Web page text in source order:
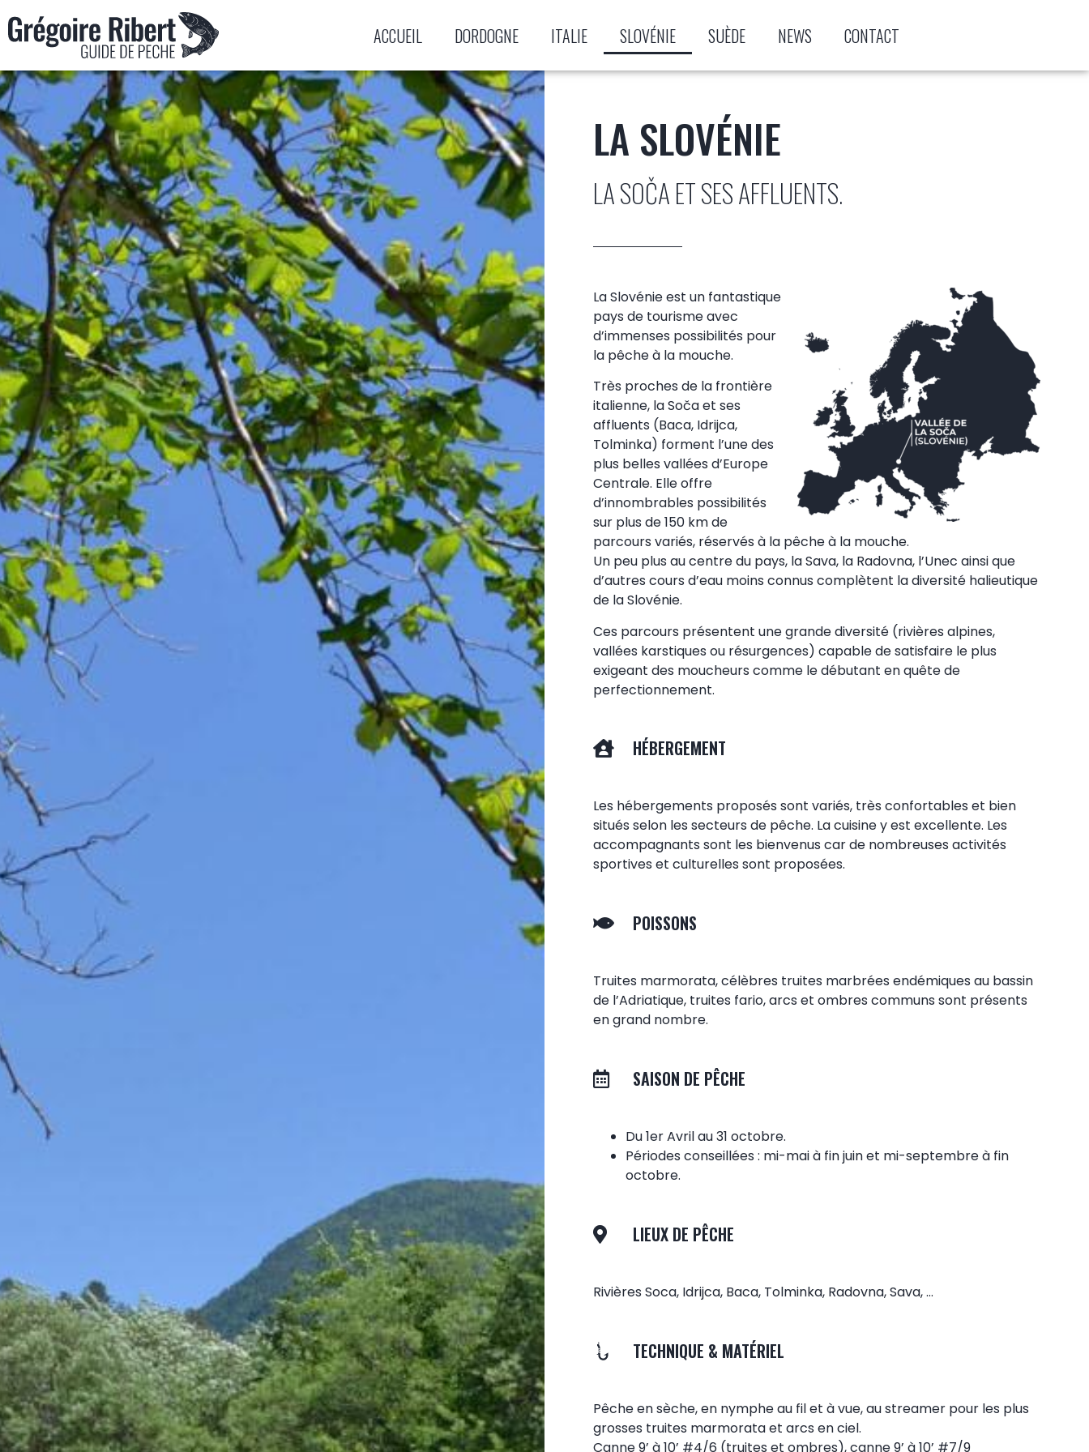
ACCUEIL DORDOGNE ITALIE SLOVÉNIE SUÈDE NEWS CONTACT
LA SLOVÉNIE
LA SOČA ET SES AFFLUENTS.
La Slovénie est un fantastique
pays de tourisme avec
d’immenses possibilités pour
la pêche à la mouche.
Très proches de la frontière
italienne, la Soča et ses
affluents (Baca, Idrijca,
Tolminka) forment l’une des
plus belles vallées d’Europe
Centrale. Elle offre
d’innombrables possibilités
sur plus de 150 km de
parcours variés, réservés à la pêche à la mouche.
Un peu plus au centre du pays, la Sava, la Radovna, l’Unec ainsi que
d’autres cours d’eau moins connus complètent la diversité halieutique
de la Slovénie.
Ces parcours présentent une grande diversité (rivières alpines,
vallées karstiques ou résurgences) capable de satisfaire le plus
exigeant des moucheurs comme le débutant en quête de
perfectionnement.
HÉBERGEMENT
Les hébergements proposés sont variés, très confortables et bien
situés selon les secteurs de pêche. La cuisine y est excellente. Les
accompagnants sont les bienvenus car de nombreuses activités
sportives et culturelles sont proposées.
POISSONS
Truites marmorata, célèbres truites marbrées endémiques au bassin
de l’Adriatique, truites fario, arcs et ombres communs sont présents
en grand nombre.
SAISON DE PÊCHE
Du 1er Avril au 31 octobre.
Périodes conseillées : mi-mai à fin juin et mi-septembre à fin
octobre.
LIEUX DE PÊCHE
Rivières Soca, Idrijca, Baca, Tolminka, Radovna, Sava, …
TECHNIQUE & MATÉRIEL
Pêche en sèche, en nymphe au fil et à vue, au streamer pour les plus
grosses truites marmorata et arcs en ciel.
Canne 9’ à 10’ #4/6 (truites et ombres), canne 9’ à 10’ #7/9